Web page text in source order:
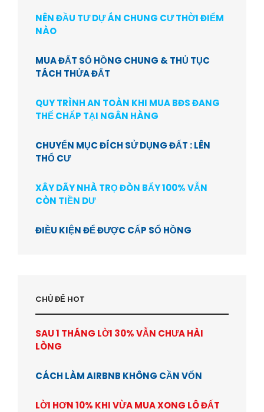
NÊN ĐẦU TƯ DỰ ÁN CHUNG CƯ THỜI ĐIỂM
NÀO
MUA ĐẤT SỔ HỒNG CHUNG & THỦ TỤC
TÁCH THỬA ĐẤT
QUY TRÌNH AN TOÀN KHI MUA BĐS ĐANG
THẾ CHẤP TẠI NGÂN HÀNG
CHUYỂN MỤC ĐÍCH SỬ DỤNG ĐẤT : LÊN
THỔ CƯ
XÂY DÃY NHÀ TRỌ ĐÒN BẨY 100% VẪN
CÒN TIỀN DƯ
ĐIỀU KIỆN ĐỂ ĐƯỢC CẤP SỔ HỒNG
CHỦ ĐỂ HOT
SAU 1 THÁNG LỜI 30% VẪN CHƯA HÀI
LÒNG
CÁCH LÀM AIRBNB KHÔNG CẦN VỐN
LỜI HƠN 10% KHI VỪA MUA XONG LÔ ĐẤT